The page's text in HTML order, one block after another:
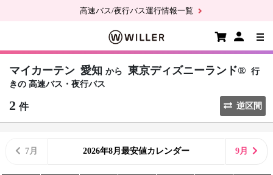
高速バス/夜行バス運行情報一覧
マイカーテン 愛知 から 東京ディズニーランド® 行
きの 高速バス・夜行バス
2 件 逆区間
7月 2026年8月最安値カレンダー 9月